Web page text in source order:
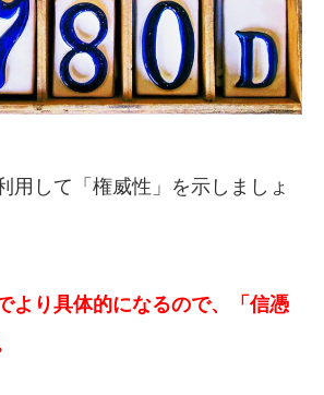
用して「権威性」を示しましょ
より具体的になるので、「信憑